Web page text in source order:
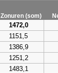
Zonuren (som)
1472,0
1151,5
1386,9
1251,2
1483,1